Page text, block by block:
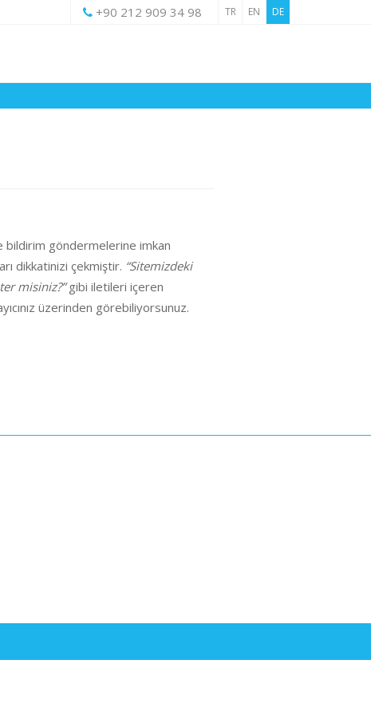
+90 212 909 34 98 DE
EN
TR
bildirim göndermelerine imkan
dikkatinizi çekmiştir. “Sitemizdeki
misiniz?”gibi iletileri içeren
üzerinden görebiliyorsunuz.